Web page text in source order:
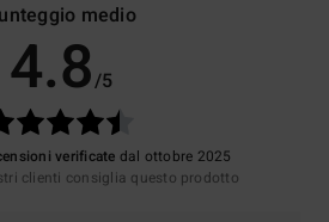
medio
4.8/5
verificate dal ottobre 2025
clienti consiglia questo prodotto